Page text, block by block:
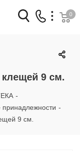
04-04
88-32
0
клещей 9 см.
-
-
9 см.